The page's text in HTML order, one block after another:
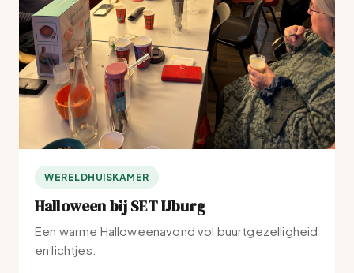
WERELDHUISKAMER
Halloween bij SET IJburg
Een warme Halloweenavond vol buurtgezelligheid
en lichtjes.